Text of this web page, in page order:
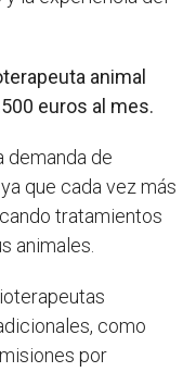
animal
euros al mes.
demanda de
que cada vez más
tratamientos
animales.
como
por